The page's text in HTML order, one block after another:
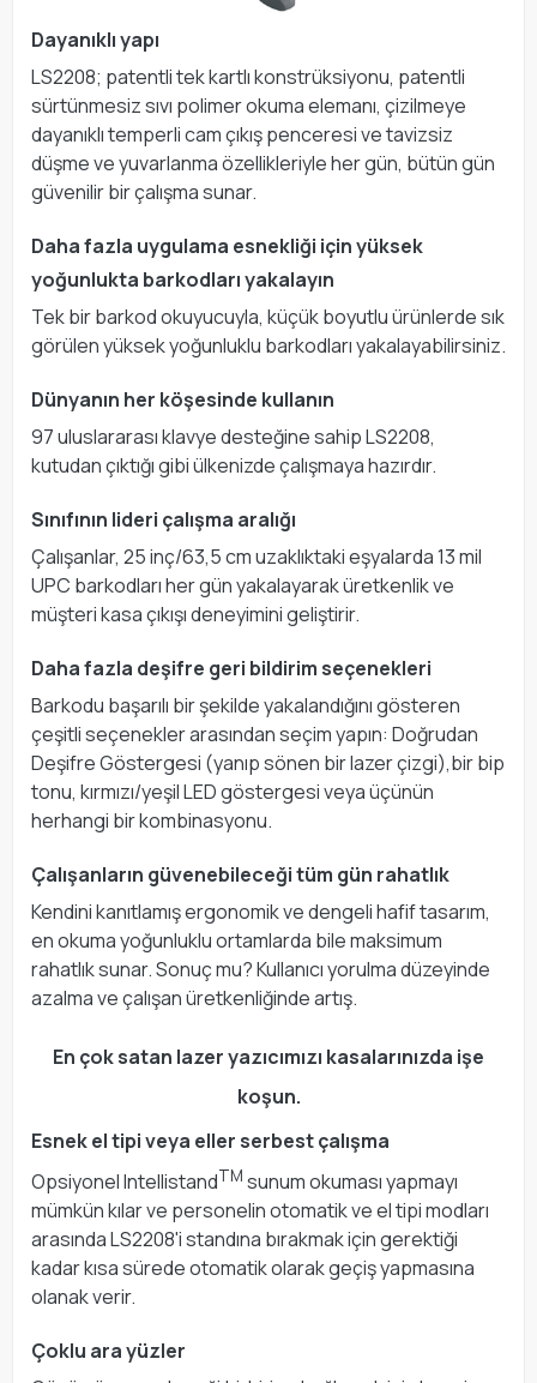
Dayanıklı yapı
LS2208; patentli tek kartlı konstrüksiyonu, patentli
sürtünmesiz sıvı polimer okuma elemanı, çizilmeye
dayanıklı temperli cam çıkış penceresi ve tavizsiz
düşme ve yuvarlanma özellikleriyle her gün, bütün gün
güvenilir bir çalışma sunar.
Daha fazla uygulama esnekliği için yüksek
yoğunlukta barkodları yakalayın
Tek bir barkod okuyucuyla, küçük boyutlu ürünlerde sık
görülen yüksek yoğunluklu barkodları yakalayabilirsiniz.
Dünyanın her köşesinde kullanın
97 uluslararası klavye desteğine sahip LS2208,
kutudan çıktığı gibi ülkenizde çalışmaya hazırdır.
Sınıfının lideri çalışma aralığı
Çalışanlar, 25 inç/63,5 cm uzaklıktaki eşyalarda 13 mil
UPC barkodları her gün yakalayarak üretkenlik ve
müşteri kasa çıkışı deneyimini geliştirir.
Daha fazla deşifre geri bildirim seçenekleri
Barkodu başarılı bir şekilde yakalandığını gösteren
çeşitli seçenekler arasından seçim yapın: Doğrudan
Deşifre Göstergesi (yanıp sönen bir lazer çizgi),bir bip
tonu, kırmızı/yeşil LED göstergesi veya üçünün
herhangi bir kombinasyonu.
Çalışanların güvenebileceği tüm gün rahatlık
Kendini kanıtlamış ergonomik ve dengeli hafif tasarım,
en okuma yoğunluklu ortamlarda bile maksimum
rahatlık sunar. Sonuç mu? Kullanıcı yorulma düzeyinde
azalma ve çalışan üretkenliğinde artış.
En çok satan lazer yazıcımızı kasalarınızda işe
koşun.
Esnek el tipi veya eller serbest çalışma
Opsiyonel IntellistandTM sunum okuması yapmayı
mümkün kılar ve personelin otomatik ve el tipi modları
arasında LS2208'i standına bırakmak için gerektiği
kadar kısa sürede otomatik olarak geçiş yapmasına
olanak verir.
Çoklu ara yüzler